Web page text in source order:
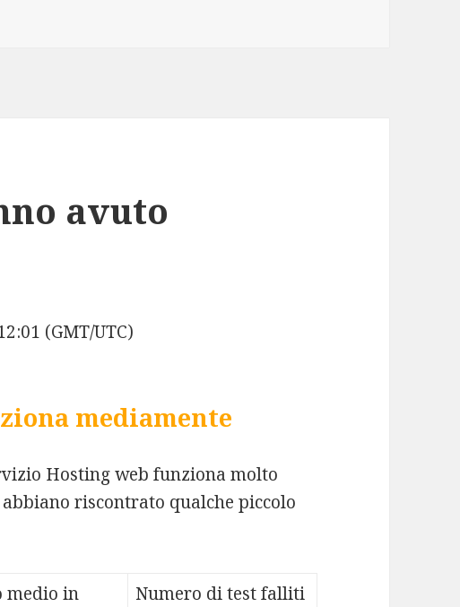
avuto
(GMT/UTC)
mediamente
Hosting web funziona molto
riscontrato qualche piccolo
medio in
Numero di test falliti